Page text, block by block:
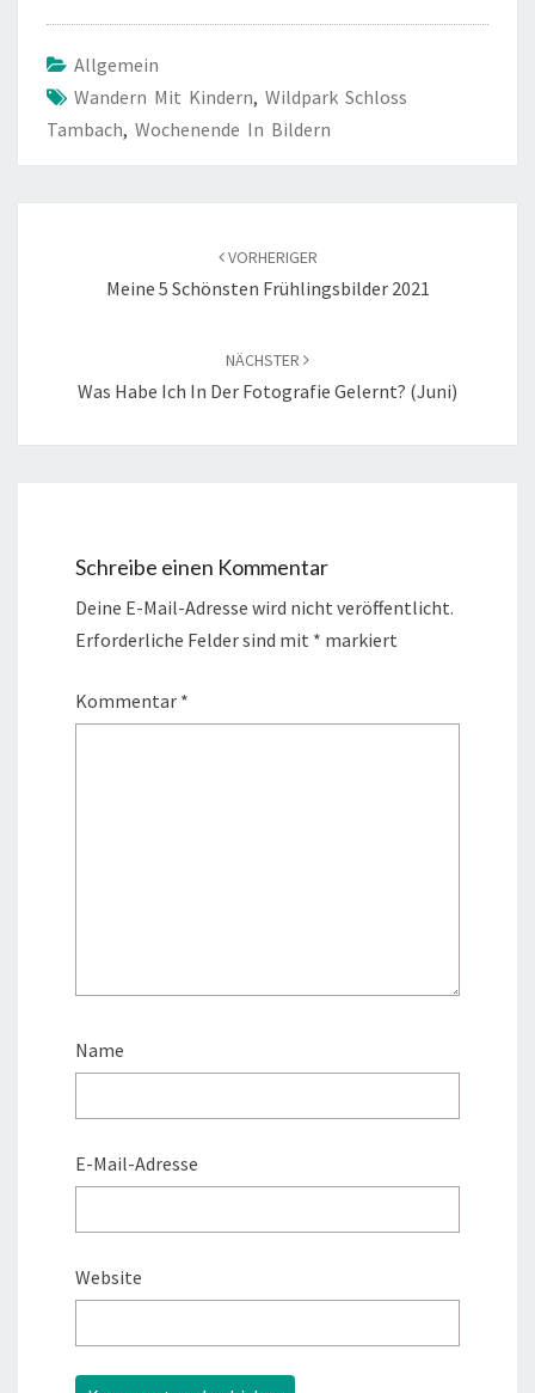
Allgemein
Wandern Mit Kindern, Wildpark Schloss
Tambach, Wochenende In Bildern
VORHERIGER
Meine 5 Schönsten Frühlingsbilder 2021
NÄCHSTER
Was Habe Ich In Der Fotografie Gelernt? (Juni)
Schreibe einen Kommentar
Deine E-Mail-Adresse wird nicht veröffentlicht.
Erforderliche Felder sind mit * markiert
Kommentar *
Name
E-Mail-Adresse
Website